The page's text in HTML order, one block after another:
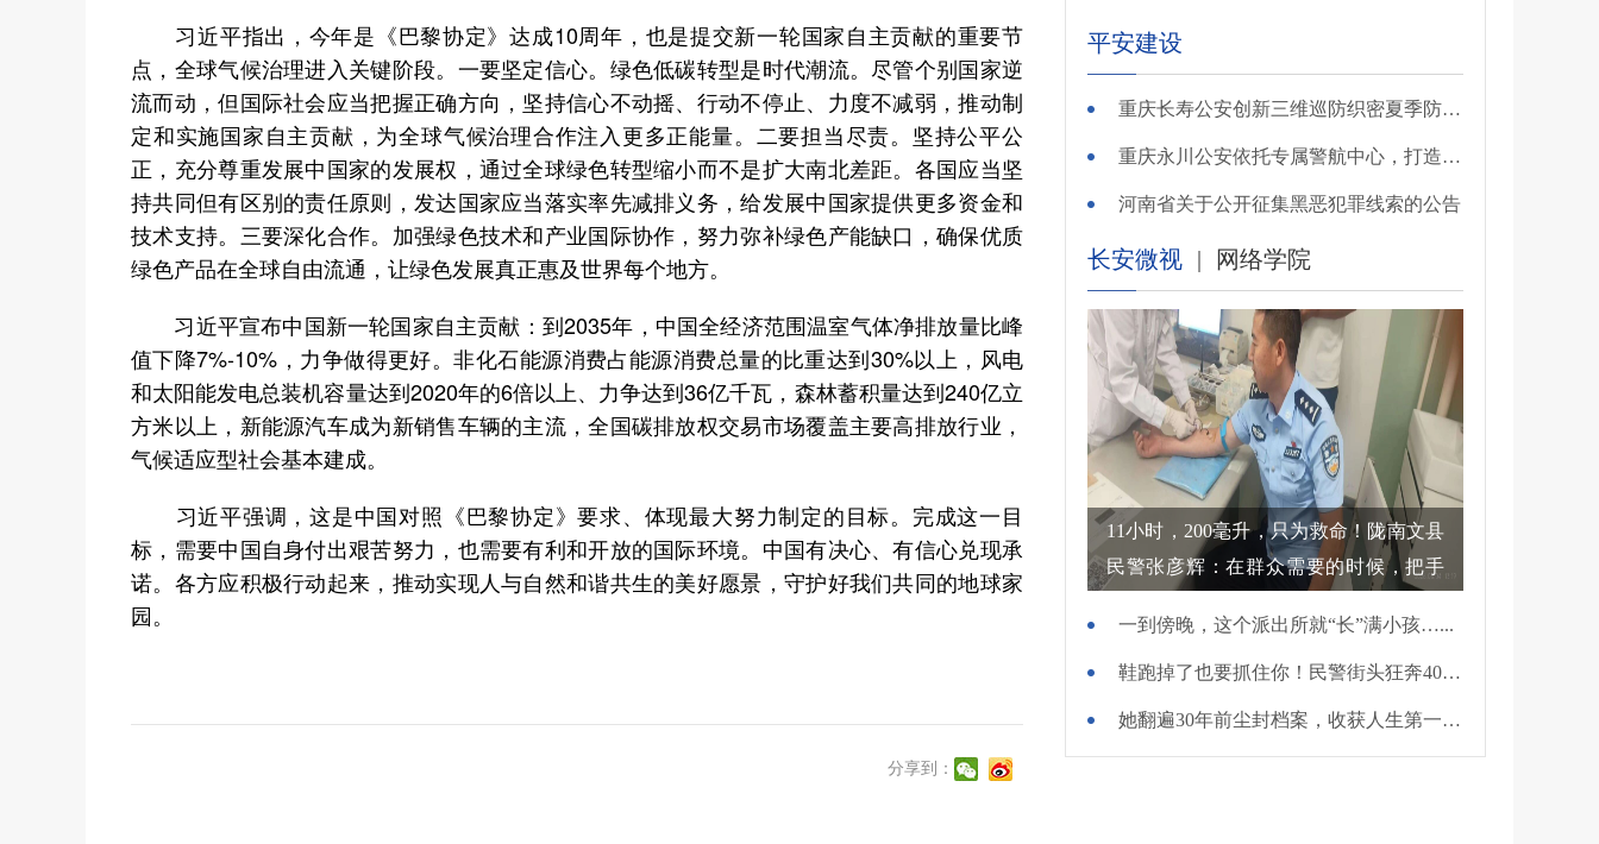
习近平指出，今年是《巴黎协定》达成10周年，也是提交新一轮国家自主贡献的重要节
点，全球气候治理进入关键阶段。一要坚定信心。绿色低碳转型是时代潮流。尽管个别国家逆
流而动，但国际社会应当把握正确方向，坚持信心不动摇、行动不停止、力度不减弱，推动制
定和实施国家自主贡献，为全球气候治理合作注入更多正能量。二要担当尽责。坚持公平公
正，充分尊重发展中国家的发展权，通过全球绿色转型缩小而不是扩大南北差距。各国应当坚
持共同但有区别的责任原则，发达国家应当落实率先减排义务，给发展中国家提供更多资金和
技术支持。三要深化合作。加强绿色技术和产业国际协作，努力弥补绿色产能缺口，确保优质
绿色产品在全球自由流通，让绿色发展真正惠及世界每个地方。
习近平宣布中国新一轮国家自主贡献：到2035年，中国全经济范围温室气体净排放量比峰
值下降7%-10%，力争做得更好。非化石能源消费占能源消费总量的比重达到30%以上，风电
和太阳能发电总装机容量达到2020年的6倍以上、力争达到36亿千瓦，森林蓄积量达到240亿立
方米以上，新能源汽车成为新销售车辆的主流，全国碳排放权交易市场覆盖主要高排放行业，
气候适应型社会基本建成。
习近平强调，这是中国对照《巴黎协定》要求、体现最大努力制定的目标。完成这一目
标，需要中国自身付出艰苦努力，也需要有利和开放的国际环境。中国有决心、有信心兑现承
诺。各方应积极行动起来，推动实现人与自然和谐共生的美好愿景，守护好我们共同的地球家
园。
分享到：
平安建设
重庆长寿公安创新三维巡防织密夏季防溺水安全网
重庆永川公安依托专属警航中心，打造“全域感知、智能研判”智慧警务模式
河南省关于公开征集黑恶犯罪线索的公告
长安微视 | 网络学院
11小时，200毫升，只为救命！陇南文县
民警张彦辉：在群众需要的时候，把手
一到傍晚，这个派出所就“长”满小孩…...
鞋跑掉了也要抓住你！民警街头狂奔400米擒贼
她翻遍30年前尘封档案，收获人生第一面锦旗